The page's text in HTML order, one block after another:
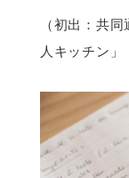
（初出：共
人キッチン」